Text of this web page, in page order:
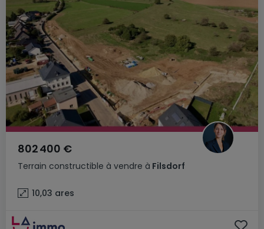
Terrain constructible à vendre à Filsdorf
802 400 €
10,03 ares